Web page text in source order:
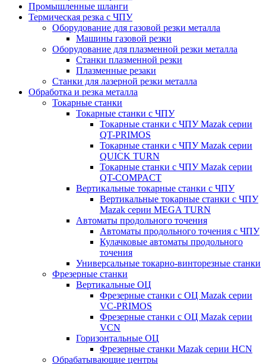
Промышленные шланги
Термическая резка с ЧПУ
Оборудование для газовой резки металла
Машины газовой резки
Оборудование для плазменной резки металла
Станки плазменной резки
Плазменные резаки
Станки для лазерной резки металла
Обработка и резка металла
Токарные станки
Токарные станки с ЧПУ
Токарные станки с ЧПУ Mazak серии
QT-PRIMOS
Токарные станки с ЧПУ Mazak серии
QUICK TURN
Токарные станки с ЧПУ Mazak серии
QT-COMPACT
Вертикальные токарные станки с ЧПУ
Вертикальные токарные станки с ЧПУ
Mazak серии MEGA TURN
Автоматы продольного точения
Автоматы продольного точения с ЧПУ
Кулачковые автоматы продольного
точения
Универсальные токарно-винторезные станки
Фрезерные станки
Вертикальные ОЦ
Фрезерные станки с ОЦ Mazak серии
VC-PRIMOS
Фрезерные станки с ОЦ Mazak серии
VCN
Горизонтальные ОЦ
Фрезерные станки Mazak серии HCN
Обрабатывающие центры